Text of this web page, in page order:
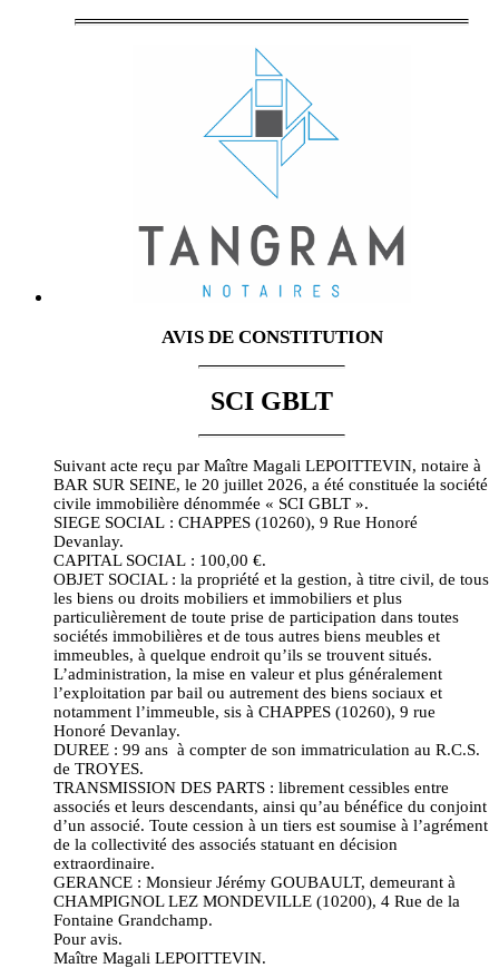
AVIS DE CONSTITUTION
SCI GBLT
Suivant acte reçu par Maître Magali LEPOITTEVIN, notaire à
BAR SUR SEINE, le 20 juillet 2026, a été constituée la société
civile immobilière dénommée « SCI GBLT ».
SIEGE SOCIAL : CHAPPES (10260), 9 Rue Honoré
Devanlay.
CAPITAL SOCIAL : 100,00 €.
OBJET SOCIAL : la propriété et la gestion, à titre civil, de tous
les biens ou droits mobiliers et immobiliers et plus
particulièrement de toute prise de participation dans toutes
sociétés immobilières et de tous autres biens meubles et
immeubles, à quelque endroit qu’ils se trouvent situés.
L’administration, la mise en valeur et plus généralement
l’exploitation par bail ou autrement des biens sociaux et
notamment l’immeuble, sis à CHAPPES (10260), 9 rue
Honoré Devanlay.
DUREE : 99 ans à compter de son immatriculation au R.C.S.
de TROYES.
TRANSMISSION DES PARTS : librement cessibles entre
associés et leurs descendants, ainsi qu’au bénéfice du conjoint
d’un associé. Toute cession à un tiers est soumise à l’agrément
de la collectivité des associés statuant en décision
extraordinaire.
GERANCE : Monsieur Jérémy GOUBAULT, demeurant à
CHAMPIGNOL LEZ MONDEVILLE (10200), 4 Rue de la
Fontaine Grandchamp.
Pour avis.
Maître Magali LEPOITTEVIN.